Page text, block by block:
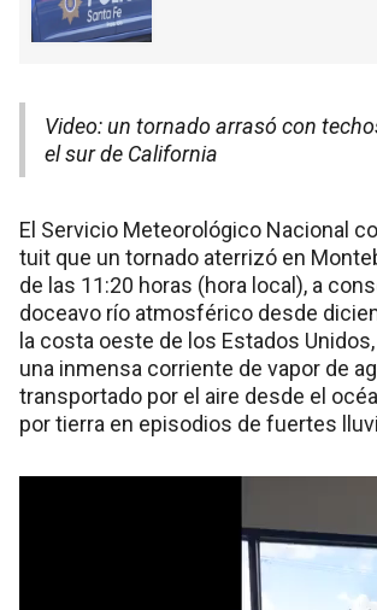
Video: un tornado arrasó con
el sur de California
El Servicio Meteorológico Nacional
tuit que un tornado aterrizó en
de las 11:20 horas (hora local), a
doceavo río atmosférico desde
la costa oeste de los Estados
una inmensa corriente de vapor de
transportado por el aire desde el
por tierra en episodios de fuertes